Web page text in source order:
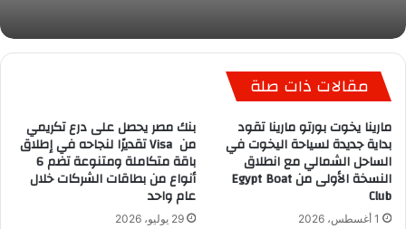
مقالات ذات صلة
مارينا يخوت بورتو مارينا تقود
بداية جديدة لسياحة اليخوت في
الساحل الشمالي مع انطلاق
النسخة الأولى من Egypt Boat
Club
1 أغسطس، 2026
بنك مصر يحصل على درع تكريمي
من Visa تقديرًا لنجاحه في إطلاق
باقة متكاملة ومتنوعة تضم 6
أنواع من بطاقات الشركات خلال
عام واحد
29 يوليو، 2026